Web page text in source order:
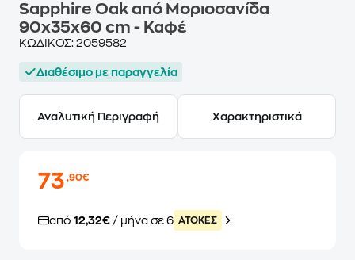
Sapphire Oak από Μοριοσανίδα
90x35x60 cm - Καφέ
ΚΩΔΙΚΟΣ: 2059582
Διαθέσιμο με παραγγελία
Αναλυτική Περιγραφή Χαρακτηριστικά
73,90€
από 12,32€ / μήνα σε 6 ATOKEΣ